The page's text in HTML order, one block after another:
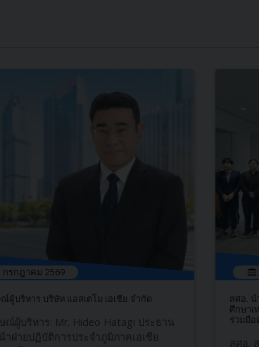
กรกฎาคม 2569
ผู้บริหาร บริษัท แอสเตโม เอเชีย จำกัด
ณ์ผู้บริหาร: Mr. Hideo Hatagi ประธาน
าฝ่ายปฏิบัติการประจำภูมิภาคเอเชีย
สศอ. น
ศึกษาเ
ร่วมมือ
สศอ.